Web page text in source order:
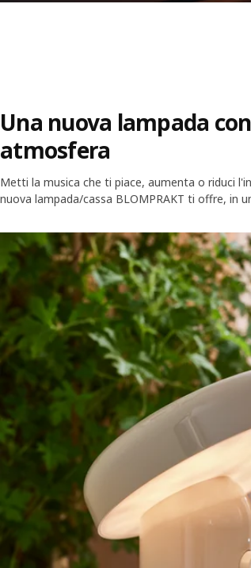
Una nuova lampada
atmosfera
Metti la musica che ti piace, aumenta o riduci
nuova lampada/cassa BLOMPRAKT ti offre, in